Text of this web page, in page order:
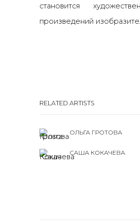
становится
произведений
RELATED ARTISTS
ОЛЬГА ГРОТОВА
САША КОКАЧЕВА